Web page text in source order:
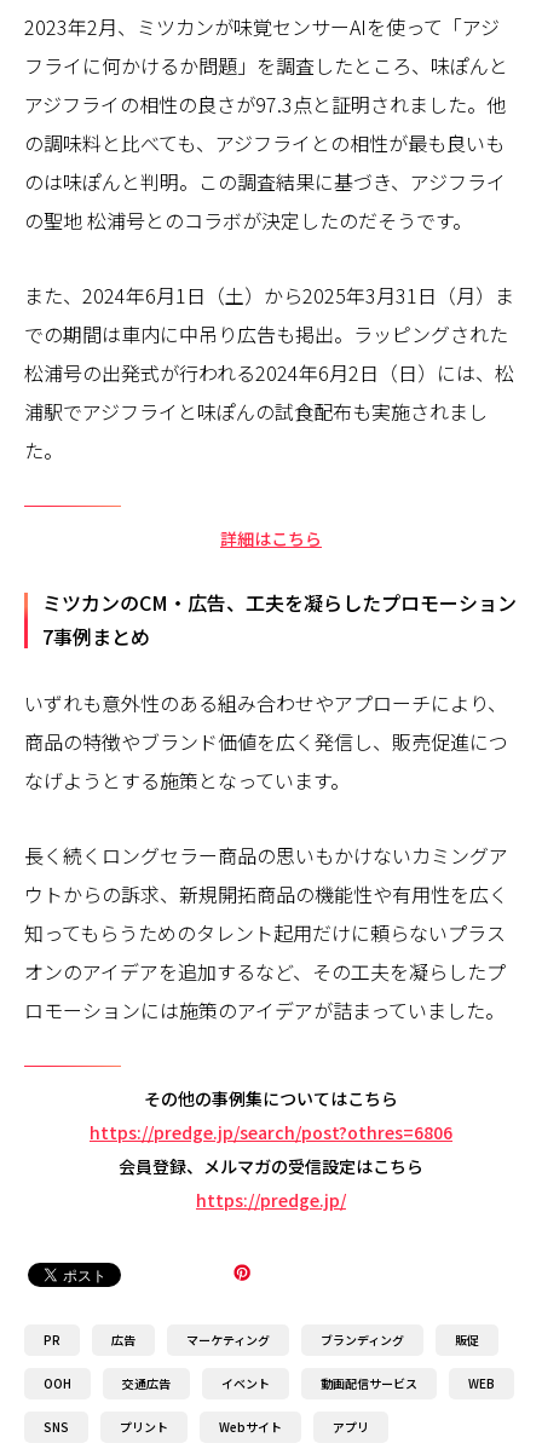
2023年2月、ミツカンが味覚センサーAIを使って「アジ
フライに何かけるか問題」を調査したところ、味ぽんと
アジフライの相性の良さが97.3点と証明されました。他
の調味料と比べても、アジフライとの相性が最も良いも
のは味ぽんと判明。この調査結果に基づき、アジフライ
の聖地 松浦号とのコラボが決定したのだそうです。
また、2024年6月1日（土）から2025年3月31日（月）ま
での期間は車内に中吊り広告も掲出。ラッピングされた
松浦号の出発式が行われる2024年6月2日（日）には、松
浦駅でアジフライと味ぽんの試食配布も実施されまし
た。
詳細はこちら
ミツカンのCM・広告、工夫を凝らしたプロモーション
7事例まとめ
いずれも意外性のある組み合わせやアプローチにより、
商品の特徴やブランド価値を広く発信し、販売促進につ
なげようとする施策となっています。
長く続くロングセラー商品の思いもかけないカミングア
ウトからの訴求、新規開拓商品の機能性や有用性を広く
知ってもらうためのタレント起用だけに頼らないプラス
オンのアイデアを追加するなど、その工夫を凝らしたプ
ロモーションには施策のアイデアが詰まっていました。
その他の事例集についてはこちら
https://predge.jp/search/post?othres=6806
会員登録、メルマガの受信設定はこちら
https://predge.jp/
PR 広告 マーケティング ブランディング 販促
OOH 交通広告 イベント 動画配信サービス WEB
SNS プリント Webサイト アプリ